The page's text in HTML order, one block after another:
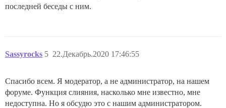
последней беседы с ним.
Sassyrocks 22.Декабрь.2020 17:46:55
5
Спасибо всем. Я модератор, а не администратор, на нашем
форуме. Функция слияния, насколько мне известно, мне
недоступна. Но я обсудю это с нашим администратором.